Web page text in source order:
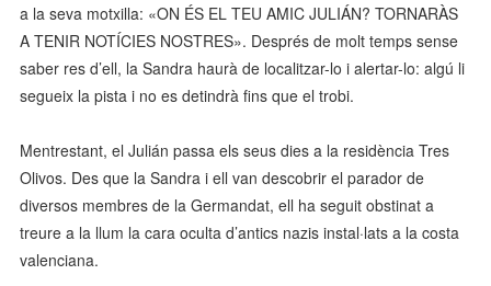
a la seva motxilla: «ON ÉS EL TEU AMIC JULIÁN? TORNARÀS
A TENIR NOTÍCIES NOSTRES». Després de molt temps sense
saber res d’ell, la Sandra haurà de localitzar-lo i alertar-lo: algú li
segueix la pista i no es detindrà fins que el trobi.
Mentrestant, el Julián passa els seus dies a la residència Tres
Olivos. Des que la Sandra i ell van descobrir el parador de
diversos membres de la Germandat, ell ha seguit obstinat a
treure a la llum la cara oculta d’antics nazis instal·lats a la costa
valenciana.